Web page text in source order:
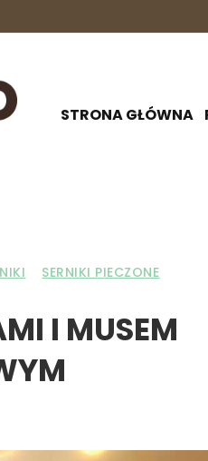
STRONA GŁÓWNA
SERNIKI PIECZONE
I MUSEM